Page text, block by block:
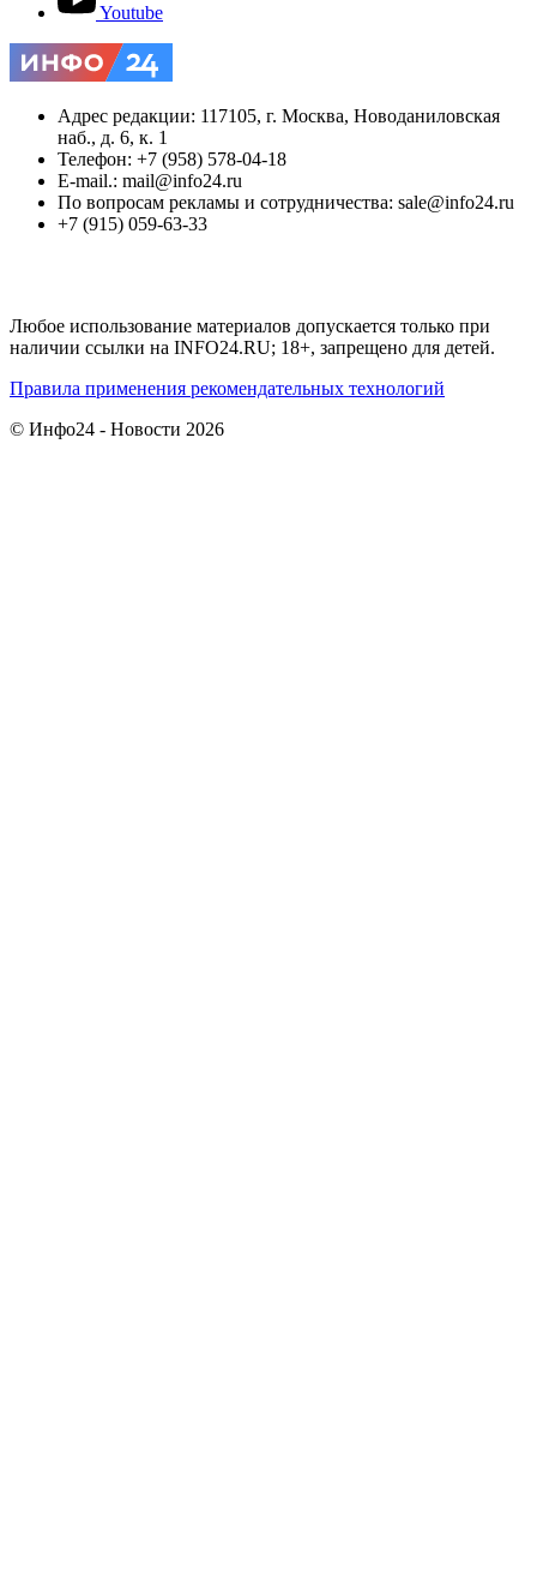
Youtube
Адрес редакции: 117105, г. Москва, Новоданиловская
наб., д. 6, к. 1
Телефон: +7 (958) 578-04-18
E-mail.: mail@info24.ru
По вопросам рекламы и сотрудничества: sale@info24.ru
+7 (915) 059-63-33
Любое использование материалов допускается только при
наличии ссылки на INFO24.RU; 18+, запрещено для детей.
Правила применения рекомендательных технологий
© Инфо24 - Новости 2026